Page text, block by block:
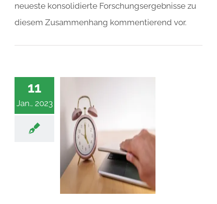
neueste konsolidierte Forschungsergebnisse zu
diesem Zusammenhang kommentierend vor.
11
Jan., 2023